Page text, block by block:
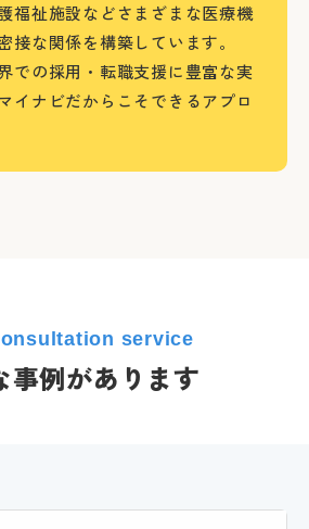
福祉施設などさまざまな医療機
接な関係を構築しています。
での採用・転職支援に豊富な実
イナビだからこそできるアプロ
service
事例があります